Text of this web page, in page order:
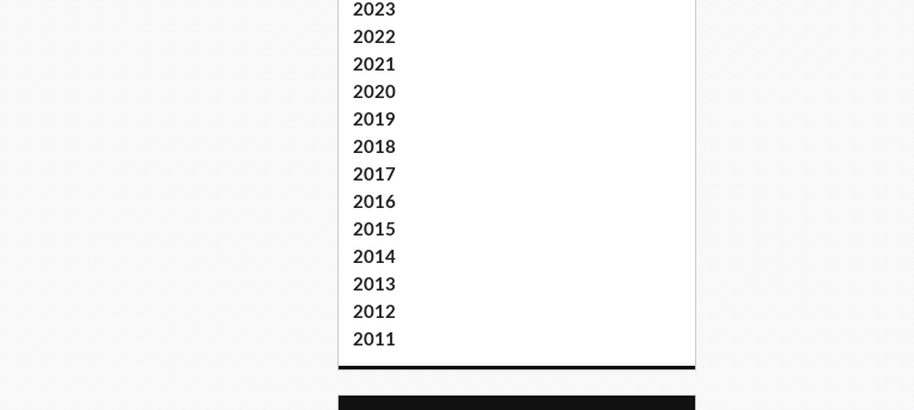
2023
2022
2021
2020
2019
2018
2017
2016
2015
2014
2013
2012
2011